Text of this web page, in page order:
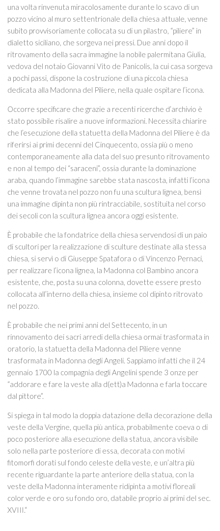
una volta rinvenuta miracolosamente durante lo scavo di un
pozzo vicino al muro settentrionale della chiesa attuale, venne
subito provvisoriamente collocata su di un pilastro, “piliere” in
dialetto siciliano, che sorgeva nei pressi. Due anni dopo il
ritrovamento della sacra immagine la nobile palermitana Giulia,
vedova del notaio Giovanni Vito de Panicolis, la cui casa sorgeva
a pochi passi, dispone la costruzione di una piccola chiesa
dedicata alla Madonna del Piliere, nella quale ospitare l’icona.
Occorre specificare che grazie a recenti ricerche d’archivio è
stato possibile risalire a nuove informazioni. Necessita chiarire
che l’esecuzione della statuetta della Madonna del Piliere è da
riferirsi ai primi decenni del Cinquecento, ossia più o meno
contemporaneamente alla data del suo presunto ritrovamento
e non al tempo dei “saraceni”, ossia durante la dominazione
araba, quando l’immagine sarebbe stata nascosta, infatti l’icona
che venne trovata nel pozzo non fu una scultura lignea, bensì
una immagine dipinta non più rintracciabile, sostituita nel corso
dei secoli con la scultura lignea ancora oggi esistente.
È probabile che la fondatrice della chiesa servendosi di un paio
di scultori per la realizzazione di sculture destinate alla stessa
chiesa, si servì o di Giuseppe Spatafora o di Vincenzo Pernaci,
per realizzare l’icona lignea, la Madonna col Bambino ancora
esistente, che, posta su una colonna, dovette essere presto
collocata all’interno della chiesa, insieme col dipinto ritrovato
nel pozzo.
È probabile che nei primi anni del Settecento, in un
rinnovamento dei sacri arredi della chiesa ormai trasformata in
oratorio, la statuetta della Madonna del Piliere venne
trasformata in Madonna degli Angeli. Sappiamo infatti che il 24
gennaio 1700 la compagnia degli Angelini spende 3 onze per
“addorare e fare la veste alla d(ett)a Madonna e farla toccare
dal pittore”.
Si spiega in tal modo la doppia datazione della decorazione della
veste della Vergine, quella più antica, probabilmente coeva o di
poco posteriore alla esecuzione della statua, ancora visibile
solo nella parte posteriore di essa, decorata con motivi
fitomorfi dorati sul fondo celeste della veste, e un’altra più
recente riguardante la parte anteriore della statua, con la
veste della Madonna interamente ridipinta a motivi floreali
color verde e oro su fondo oro, databile proprio ai primi del sec.
XVIII.“